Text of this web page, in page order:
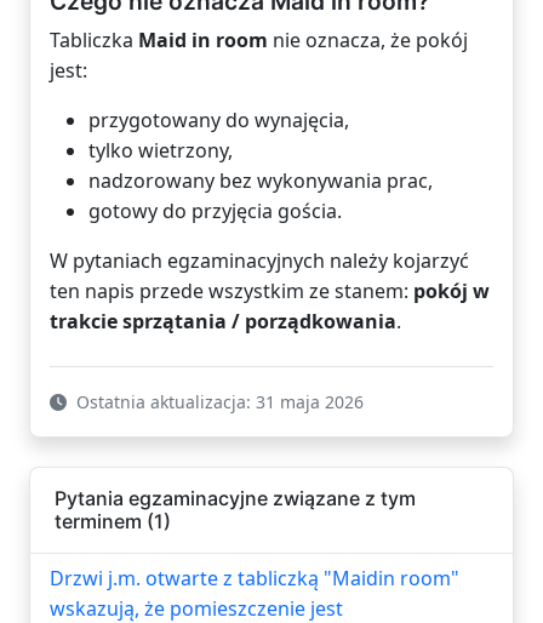
Tabliczka Maid in room nie oznacza, że pokój
jest:
przygotowany do wynajęcia,
tylko wietrzony,
nadzorowany bez wykonywania prac,
gotowy do przyjęcia gościa.
W pytaniach egzaminacyjnych należy kojarzyć
ten napis przede wszystkim ze stanem: pokój w
trakcie sprzątania / porządkowania.
Ostatnia aktualizacja: 31 maja 2026
Pytania egzaminacyjne związane z tym
terminem (1)
Drzwi j.m. otwarte z tabliczką "Maidin room"
wskazują, że pomieszczenie jest